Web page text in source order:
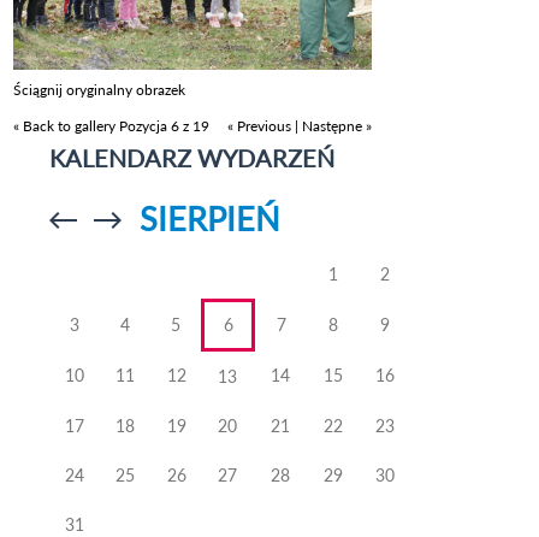
Ściągnij oryginalny obrazek
« Back to gallery Pozycja 6 z 19 « Previous | Następne »
KALENDARZ WYDARZEŃ
Przejdź doPrzejdź do
SIERPIEŃ
1 2
3 4 5 6 7 8 9
10 11 12 13 14 15 16
17 18 19 20 21 22 23
24 25 26 27 28 29 30
31